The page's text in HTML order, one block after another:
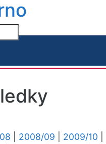
2008/09 2009/10